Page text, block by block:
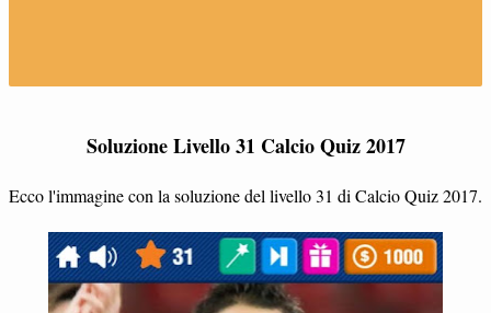
Soluzione Livello 31 Calcio Quiz 2017
Ecco l'immagine con la soluzione del livello 31 di Calcio Quiz 2017.